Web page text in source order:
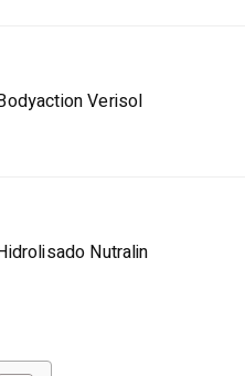
Verisol
Nutralin